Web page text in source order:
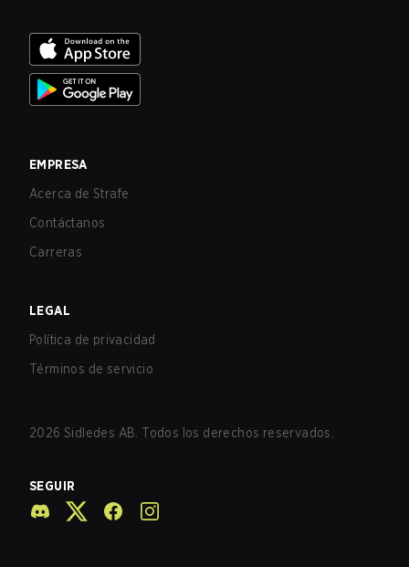
EMPRESA
Acerca de Strafe
Contáctanos
Carreras
LEGAL
Política de privacidad
Términos de servicio
2026 Sidledes AB. Todos los derechos reservados.
SEGUIR